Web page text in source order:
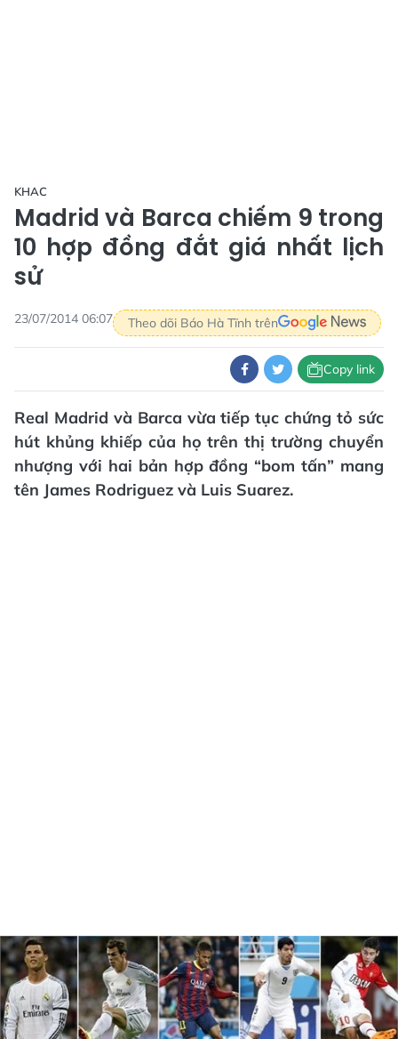
KHAC
Madrid và Barca chiếm 9 trong
10 hợp đồng đắt giá nhất lịch
sử
23/07/2014 06:07 Theo dõi Báo Hà Tĩnh trên
Copy link
Real Madrid và Barca vừa tiếp tục chứng tỏ sức
hút khủng khiếp của họ trên thị trường chuyển
nhượng với hai bản hợp đồng “bom tấn” mang
tên James Rodriguez và Luis Suarez.